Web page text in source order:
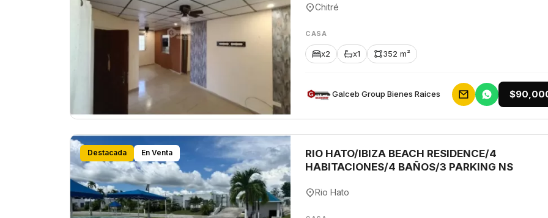
Chitré
CASA
x2 x1 352 m²
Galceb Group Bienes Raices
Destacada En Venta
RIO HATO/IBIZA BEACH RESIDENCE/4
HABITACIONES/4 BAÑOS/3 PARKING NS
Rio Hato